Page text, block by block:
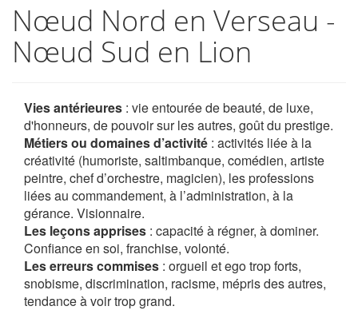
Nœud Nord en Verseau -
Nœud Sud en Lion
Vies antérieures : vie entourée de beauté, de luxe,
d'honneurs, de pouvoir sur les autres, goût du prestige.
Métiers ou domaines d’activité : activités liée à la
créativité (humoriste, saltimbanque, comédien, artiste
peintre, chef d’orchestre, magicien), les professions
liées au commandement, à l’administration, à la
gérance. Visionnaire.
Les leçons apprises : capacité à régner, à dominer.
Confiance en soi, franchise, volonté.
Les erreurs commises : orgueil et ego trop forts,
snobisme, discrimination, racisme, mépris des autres,
tendance à voir trop grand.